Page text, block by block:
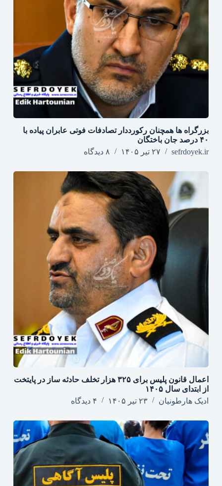
بزرگراه‌ ها همچنان رکورددار تصادفات فوتی عابران پیاده با
۴۰ درصد جان‌ باختگان
sefrdoyek.ir
۲۷ تیر ۱۴۰۵ ۸ دیدگاه
اعمال قانون پلیس برای ۳۲۵ هزار تخلف حادثه ساز در پایتخت
از ابتدای سال ۱۴۰۵
ادیک هارطونیان
۲۳ تیر ۱۴۰۵ ۴ دیدگاه